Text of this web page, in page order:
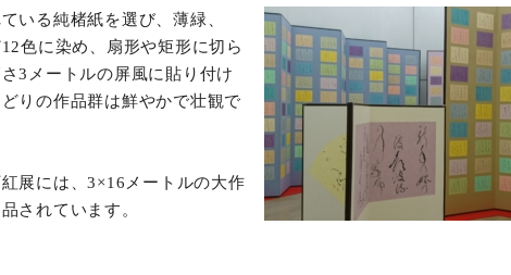
いる純楮紙を選び、薄緑、
色に染め、扇形や矩形に切ら
3メートルの屏風に貼り付け
りの作品群は鮮やかで壮観で
展には、3×16メートルの大作
されています。